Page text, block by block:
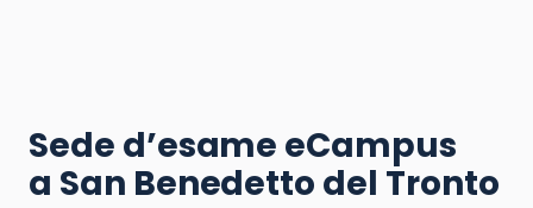
Sede d’esame eCampus
a San Benedetto del Tronto